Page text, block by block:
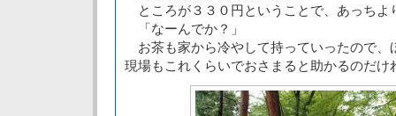
ところが３３０円ということで、あっちよ
「なーんでか？」
お茶も家から冷やして持っていったので、
現場もこれくらいでおさまると助かるのだけ